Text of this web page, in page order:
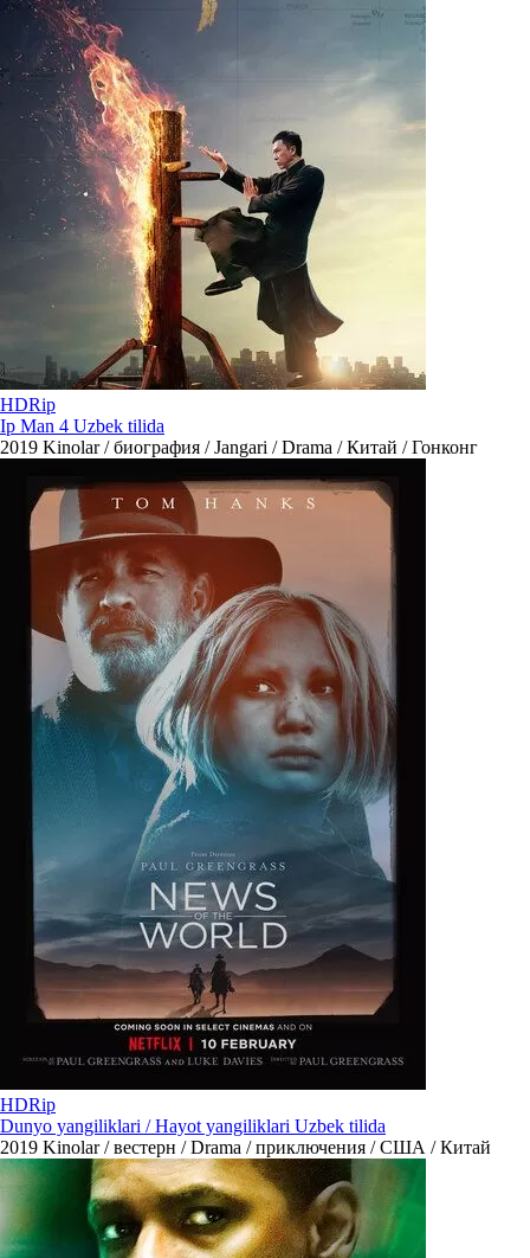
HDRip
Ip Man 4 Uzbek tilida
2019 Kinolar / биография / Jangari / Drama / Китай / Гонконг
HDRip
Dunyo yangiliklari / Hayot yangiliklari Uzbek tilida
2019 Kinolar / вестерн / Drama / приключения / США / Китай